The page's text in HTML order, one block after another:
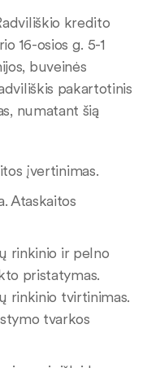
kredito
16-osios g. 5-1
buveinės
pakartotinis
numatant šią
įvertinimas.
Ataskaitos
rinkinio ir pelno
pristatymas.
rinkinio tvirtinimas.
tvarkos